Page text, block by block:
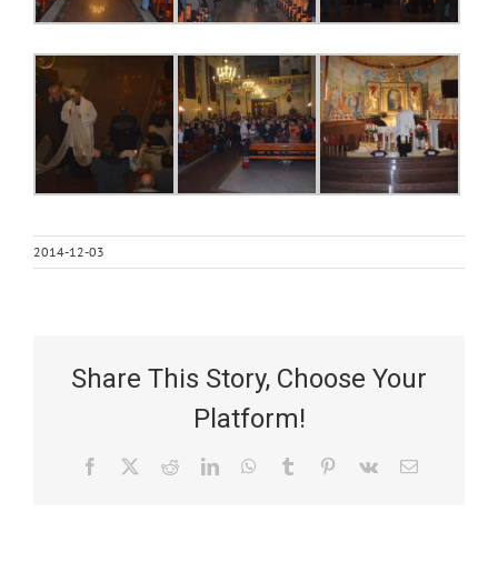
2014-12-03
Share This Story, Choose Your
Platform!
Facebook RedditLinkedInWhatsApp
Tumblr Pinterest
Vk Email